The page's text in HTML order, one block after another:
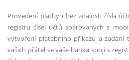
Provedení platby i bez znalosti čísla
registru čísel účtů spárovaných s
vytvoření platebního příkazu a zadání
vašich přátel se vaše banka spojí s